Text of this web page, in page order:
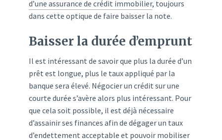
d’une assurance de crédit immobilier, toujours
dans cette optique de faire baisser la note.
Baisser la durée d’emprunt
Il est intéressant de savoir que plus la durée d’un
prêt est longue, plus le taux appliqué par la
banque sera élevé. Négocier un crédit sur une
courte durée s’avère alors plus intéressant. Pour
que cela soit possible, il est déjà nécessaire
d’assainir ses finances afin de dégager un taux
d’endettement acceptable et pouvoir mobiliser